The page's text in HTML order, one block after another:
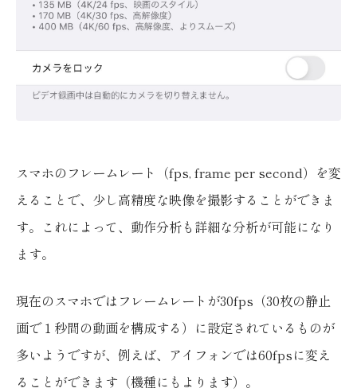
スマホのフレームレート（fps, frame per second）を変
えることで、少し高精度な映像を撮影することができま
す。これによって、動作分析も詳細な分析が可能になり
ます。
現在のスマホではフレームレートが30fps（30枚の静止
画で１秒間の動画を構成する）に設定されているものが
多いようですが、例えば、アイフォンでは60fpsに変え
ることができます（機種にもよります）。